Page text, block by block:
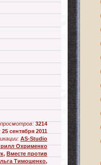
3214
25 сентября 2011
AS-Studio
Охрименко
, Вместе против
Тимошенко,